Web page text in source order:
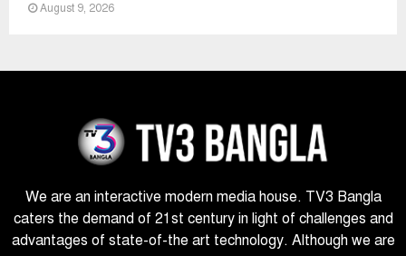
August 9, 2026
We are an interactive modern media house. TV3 Bangla
caters the demand of 21st century in light of challenges and
advantages of state-of-the art technology. Although we are